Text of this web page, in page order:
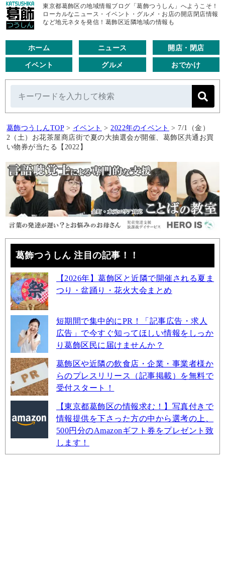
東京都葛飾区の地域情報ブログ「葛飾つうしん」へようこそ！
ローカルなニュース・イベント・グルメ・お店の開店閉店情報
など地元ネタを発信！葛飾区近隣地域の情報も
ホーム ニュース 開店・閉店
イベント グルメ おでかけ
葛飾つうしんTOP > イベント > 2022年のイベント > 7/1（金）
2（土）お花茶屋商店街で夏の大抽選会が開催、葛飾区共通お買
い物券が当たる【2022】
葛飾つうしん 注目の記事！！
【2026年】葛飾区と近隣で開催される夏ま
つり・盆踊り・花火大会まとめ
短期間で集中的にPR！「記事広告・求人
広告」で今すぐ知ってほしい情報をしっか
り葛飾区民に届けませんか？
葛飾区や近隣の飲食店・企業・事業者様か
らのプレスリリース（記事掲載）を無料で
受付スタート！
【東京都葛飾区の情報求む！】写真付きで
情報提供を下さった方の中から選考の上、
500円分のAmazonギフト券をプレゼント致
します！